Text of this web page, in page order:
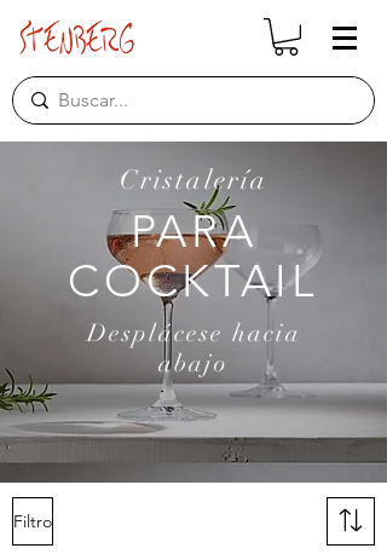
Cristalería
PARA
COCKTAIL
Desplácese hacia
abajo
Filtro